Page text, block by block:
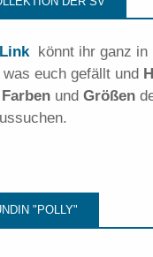
Link
könnt ihr ganz in
euch gefällt und
Farben und Größen
"POLLY"